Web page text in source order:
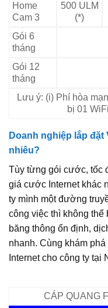
Home
Cam 3
500 ULM
(*)
Gói 6
tháng
Gói 12
tháng
Lưu ý: (i) Phí hòa
bị 01
Doanh nghiệp lắp đặt
nhiêu?
Tùy từng gói cước, tốc
giá cước Internet khác
ty mình một đường
công việc thì không thể
băng thông ổn định,
nhanh. Cùng khám
Internet cho công ty tại
CÁP QUANG